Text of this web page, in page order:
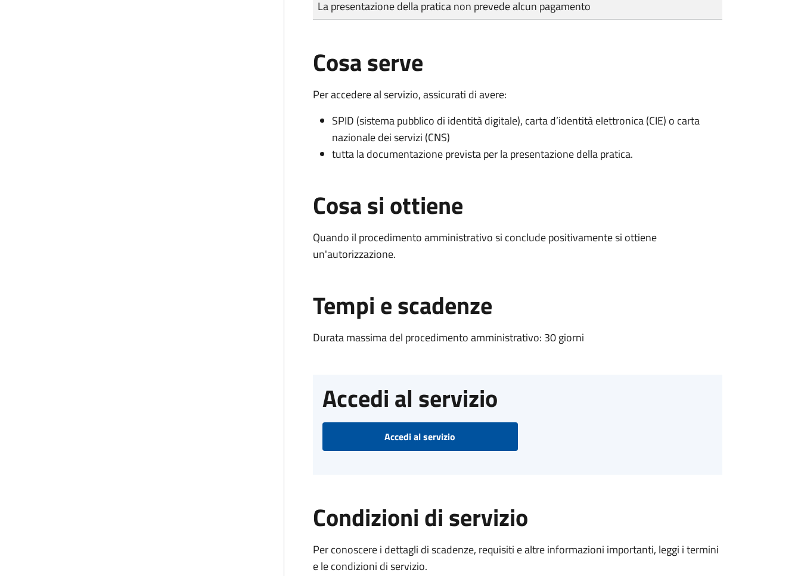
La presentazione della pratica non prevede alcun pagamento
Cosa serve
Per accedere al servizio, assicurati di avere:
SPID (sistema pubblico di identità digitale), carta d’identità elettronica (CIE) o carta
nazionale dei servizi (CNS)
tutta la documentazione prevista per la presentazione della pratica.
Cosa si ottiene
Quando il procedimento amministrativo si conclude positivamente si ottiene
un'autorizzazione.
Tempi e scadenze
Durata massima del procedimento amministrativo: 30 giorni
Accedi al servizio
Accedi al servizio
Condizioni di servizio
Per conoscere i dettagli di scadenze, requisiti e altre informazioni importanti, leggi i termini
e le condizioni di servizio.